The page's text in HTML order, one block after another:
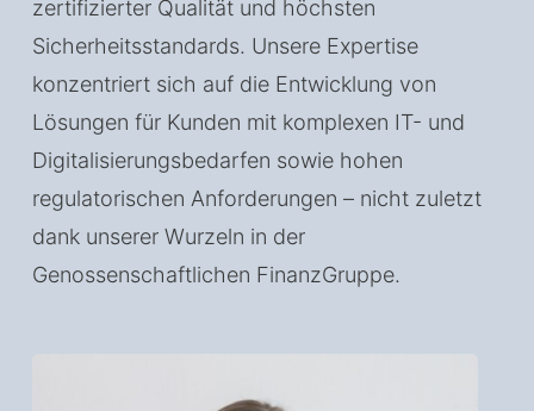
zertifizierter Qualität und höchsten
Sicherheitsstandards. Unsere Expertise
konzentriert sich auf die Entwicklung von
Lösungen für Kunden mit komplexen IT- und
Digitalisierungsbedarfen sowie hohen
regulatorischen Anforderungen – nicht zuletzt
dank unserer Wurzeln in der
Genossenschaftlichen FinanzGruppe.